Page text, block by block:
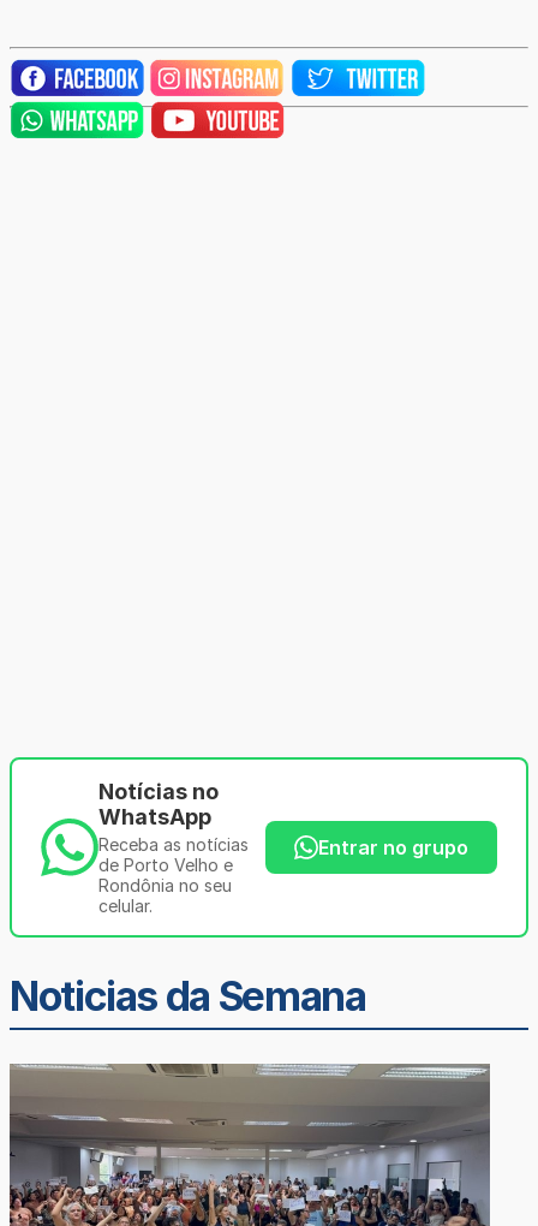
Notícias no
WhatsApp
Receba as notícias
de Porto Velho e
Rondônia no seu
celular.
Entrar no grupo
Noticias da Semana